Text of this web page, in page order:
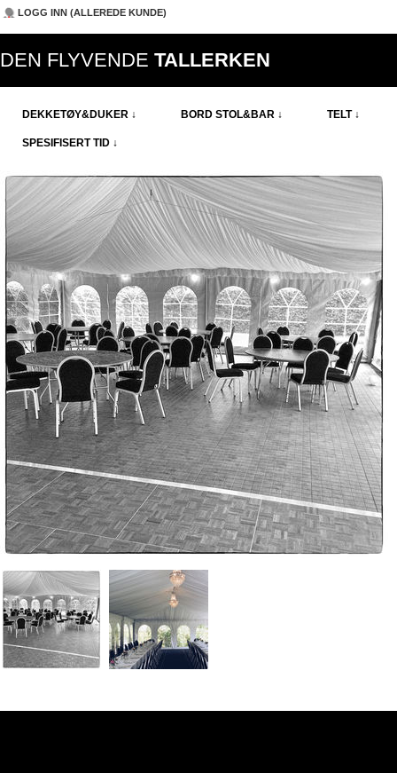
LOGG INN (ALLEREDE KUNDE)
DEN FLYVENDE TALLERKEN
DEKKETØY&DUKER ↓ BORD STOL&BAR ↓ TELT ↓
SPESIFISERT TID ↓